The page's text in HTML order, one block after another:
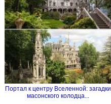
Портал к центру Вселенной: загадки
масонского колодца...